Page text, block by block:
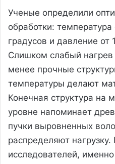
Ученые определили
обработки: температура
градусов и давление
Слишком слабый
менее прочные
температуры делают
Конечная структура на
уровне напоминает
пучки выровненных
распределяют
исследователей,